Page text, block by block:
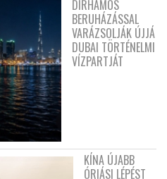
DIRHAMOS
BERUHÁZÁSSAL
VARÁZSOLJÁK ÚJJÁ
DUBAI TÖRTÉNELMI
VÍZPARTJÁT
KÍNA ÚJABB
ÓRIÁSI LÉPÉST